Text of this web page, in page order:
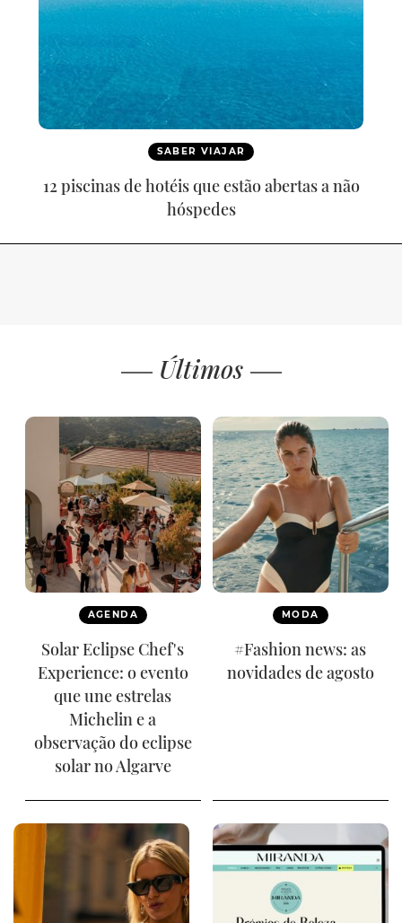
SABER VIAJAR
12 piscinas de hotéis que estão abertas a não
hóspedes
Últimos
AGENDA
Solar Eclipse Chef's
Experience: o evento
que une estrelas
Michelin e a
observação do eclipse
solar no Algarve
MODA
#Fashion news: as
novidades de agosto